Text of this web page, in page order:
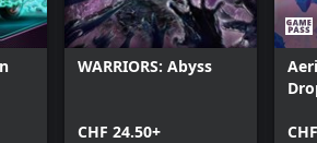
WARRIORS: Abyss
CHF 24.50+